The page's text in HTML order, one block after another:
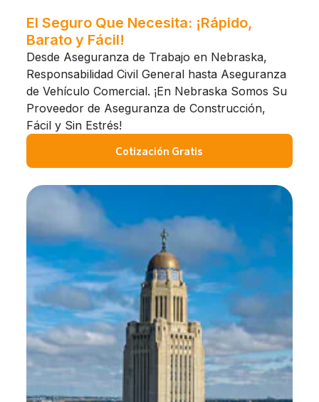
El Seguro Que Necesita: ¡Rápido,
Barato y Fácil!
Desde Aseguranza de Trabajo en Nebraska,
Responsabilidad Civil General hasta Aseguranza
de Vehículo Comercial. ¡En Nebraska Somos Su
Proveedor de Aseguranza de Construcción,
Fácil y Sin Estrés!
Cotización Gratis